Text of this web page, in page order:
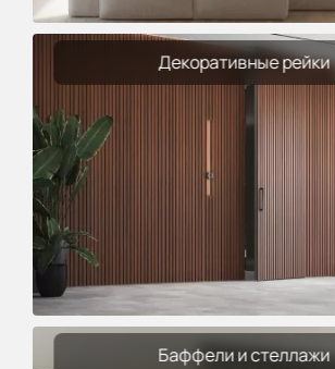
Декоративные рейки
Баффели и стеллажи